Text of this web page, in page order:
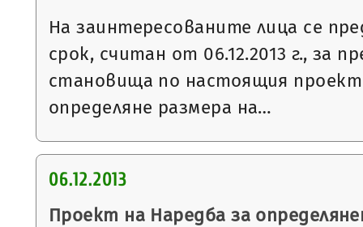
На заинтересованите лица се
срок, считан от 06.12.2013 г., за
становища по настоящия проект
определяне размера на…
06.12.2013
Проект на Наредба за